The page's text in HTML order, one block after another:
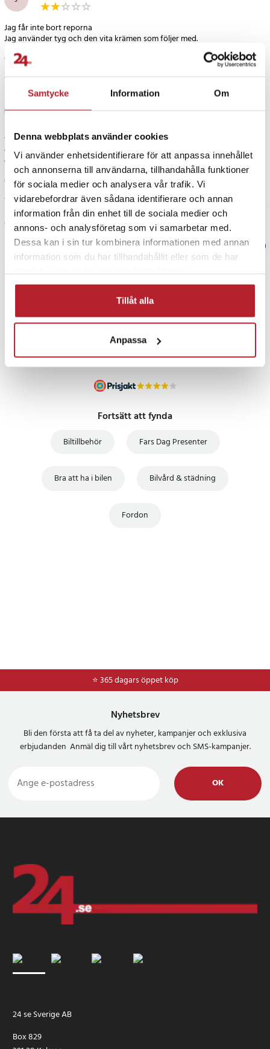
Samtycke Information Om
Denna webbplats använder cookies
Vi använder enhetsidentifierare för att anpassa innehållet
och annonserna till användarna, tillhandahålla funktioner
för sociala medier och analysera vår trafik. Vi
vidarebefordrar även sådana identifierare och annan
information från din enhet till de sociala medier och
annons- och analysföretag som vi samarbetar med.
Dessa kan i sin tur kombinera informationen med annan
information som du har tillhandahållit eller som de har
Tillåt alla
Anpassa
Jag får inte bort reporna
Översatt från danska
2 år sedan
JK
fungerar inte
efter att ha följt instruktionerna 100% korrekt fanns det tyvärr ingen
effekt repor finns kvar
Översatt från danska•Visa original
4 år sedan
Visa fler recensioner
Verified by Trustvoice
UTFÖRSÄLJNING
Fortsätt att fynda
Biltillbehör Fars Dag Presenter
Bra att ha i bilen Bilvård & städning
Fordon
⭐ 365 dagars öppet köp
Nyhetsbrev
Bli den första att få ta del av nyheter, kampanjer och exklusiva
erbjudanden Anmäl dig till vårt nyhetsbrev och SMS-kampanjer.
OK
24 se Sverige AB
Box 829